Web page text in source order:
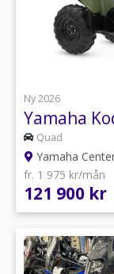
Ny 2026
Quad
Yamaha
fr. 1 975 kr/mån
121 900 kr